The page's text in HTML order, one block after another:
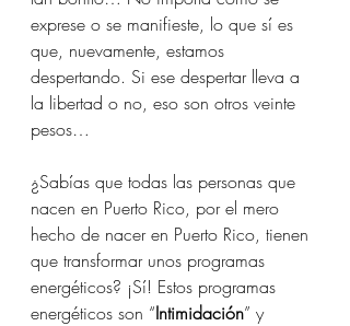
exprese o se manifieste, lo que sí es
que, nuevamente, estamos
despertando. Si ese despertar lleva a
la libertad o no, eso son otros veinte
pesos…
¿Sabías que todas las personas que
nacen en Puerto Rico, por el mero
hecho de nacer en Puerto Rico, tienen
que transformar unos programas
energéticos? ¡Sí! Estos programas
energéticos son “Intimidación” y